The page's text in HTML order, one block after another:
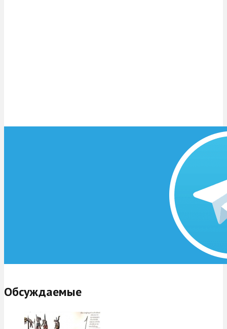
Обсуждаемые